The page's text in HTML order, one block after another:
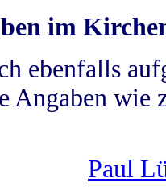
im
ebenfalls
Angaben wie
Paul